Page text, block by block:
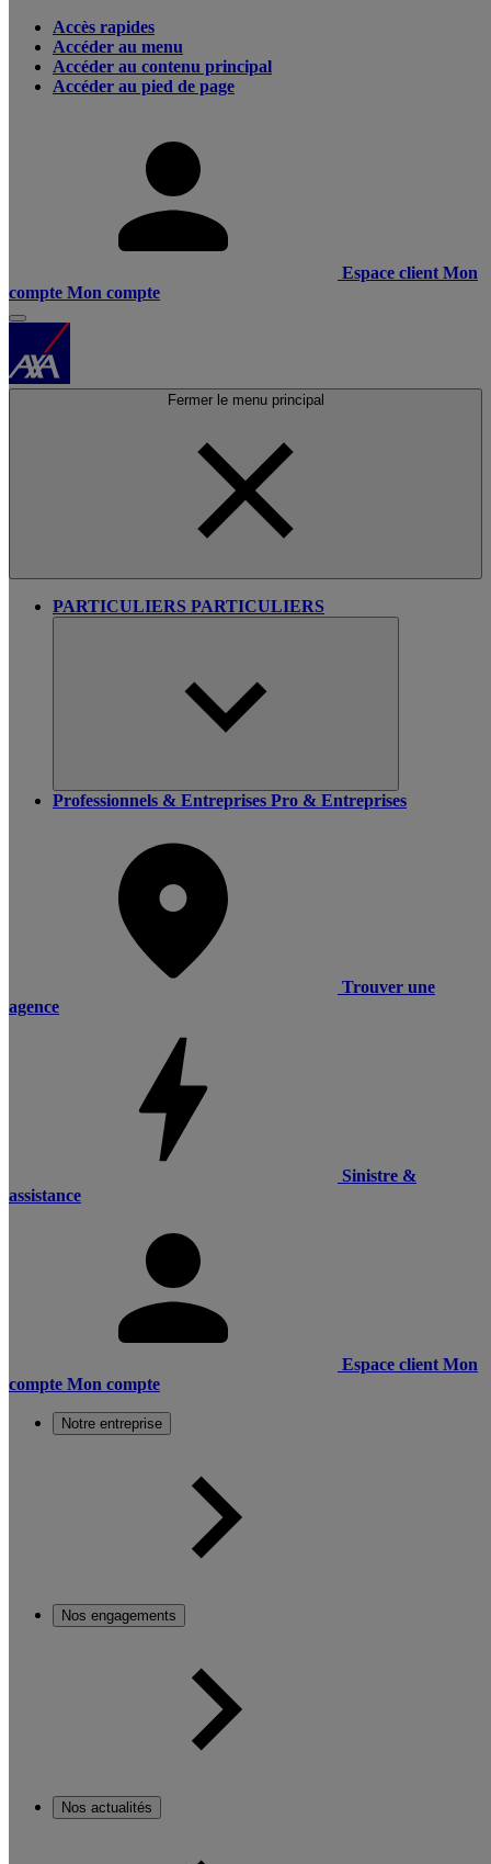
Accès rapides
Accéder au menu
Accéder au contenu principal
Accéder au pied de page
Espace client Mon
compte Mon compte
Fermer le menu principal
PARTICULIERS PARTICULIERS
Professionnels & Entreprises Pro & Entreprises
Trouver une
agence
Sinistre &
assistance
Espace client Mon
compte Mon compte
Notre entreprise
Nos engagements
Nos actualités